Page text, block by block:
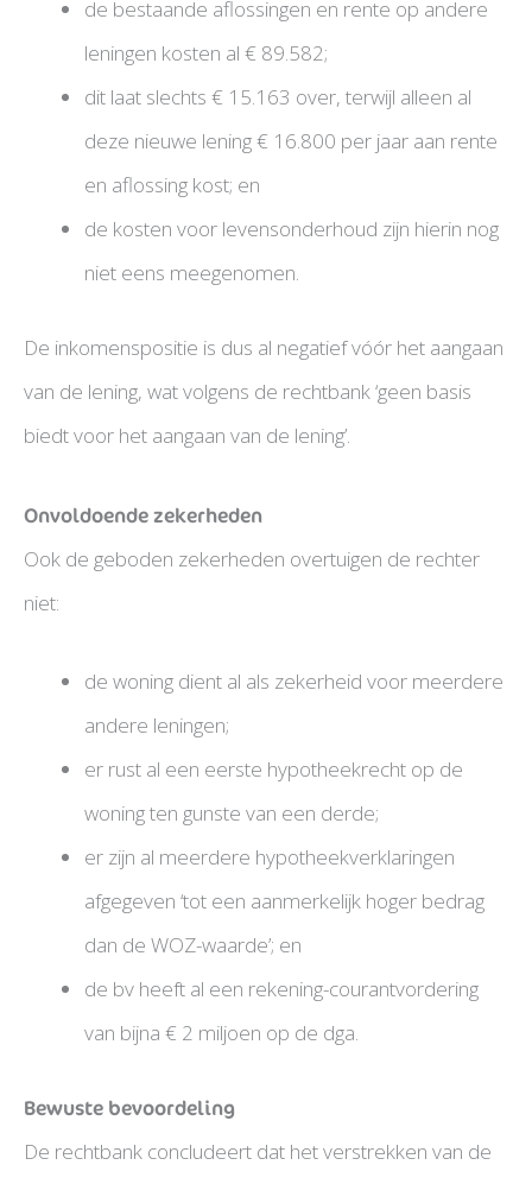
de bestaande aflossingen en rente op andere
leningen kosten al € 89.582;
dit laat slechts € 15.163 over, terwijl alleen al
deze nieuwe lening € 16.800 per jaar aan rente
en aflossing kost; en
de kosten voor levensonderhoud zijn hierin nog
niet eens meegenomen.
De inkomenspositie is dus al negatief vóór het aangaan
van de lening, wat volgens de rechtbank ‘geen basis
biedt voor het aangaan van de lening’.
Onvoldoende zekerheden
Ook de geboden zekerheden overtuigen de rechter
niet:
de woning dient al als zekerheid voor meerdere
andere leningen;
er rust al een eerste hypotheekrecht op de
woning ten gunste van een derde;
er zijn al meerdere hypotheekverklaringen
afgegeven ‘tot een aanmerkelijk hoger bedrag
dan de WOZ-waarde’; en
de bv heeft al een rekening-courantvordering
van bijna € 2 miljoen op de dga.
Bewuste bevoordeling
De rechtbank concludeert dat het verstrekken van de